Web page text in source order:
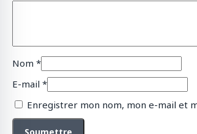
Nom *
E-mail *
Enregistrer mon nom, mon e-mail et